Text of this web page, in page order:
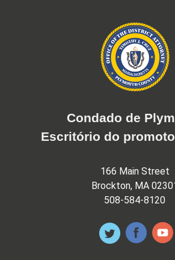
Condado de
Escritório do
166 Main Street
Brockton, MA
508-584-8120